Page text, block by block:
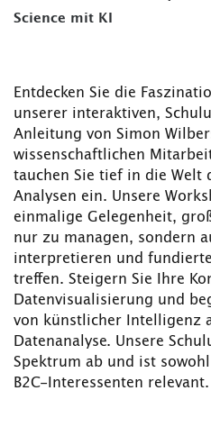
Science mit KI
Entdecken Sie die
unserer interaktiven,
Anleitung von Simon
wissenschaftlichen
tauchen Sie tief in die Welt
Analysen ein. Unsere
einmalige Gelegenheit,
nur zu managen, sondern
interpretieren und
treffen. Steigern Sie Ihre
Datenvisualisierung und
von künstlicher Intelligenz
Datenanalyse. Unsere
Spektrum ab und ist
B2C-Interessenten relevant.